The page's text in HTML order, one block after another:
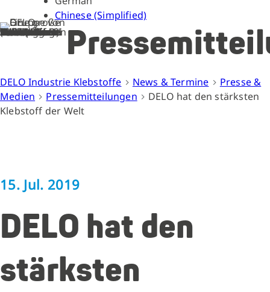
Chinese (Simplified)
DELO Industrie Klebstoffe News & Termine
Presse &
Medien
Pressemitteilungen
DELO hat den stärksten
Klebstoff der Welt
15. Jul. 2019
DELO hat den
stärksten